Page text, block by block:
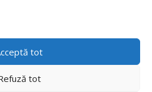
tot
tot
Group